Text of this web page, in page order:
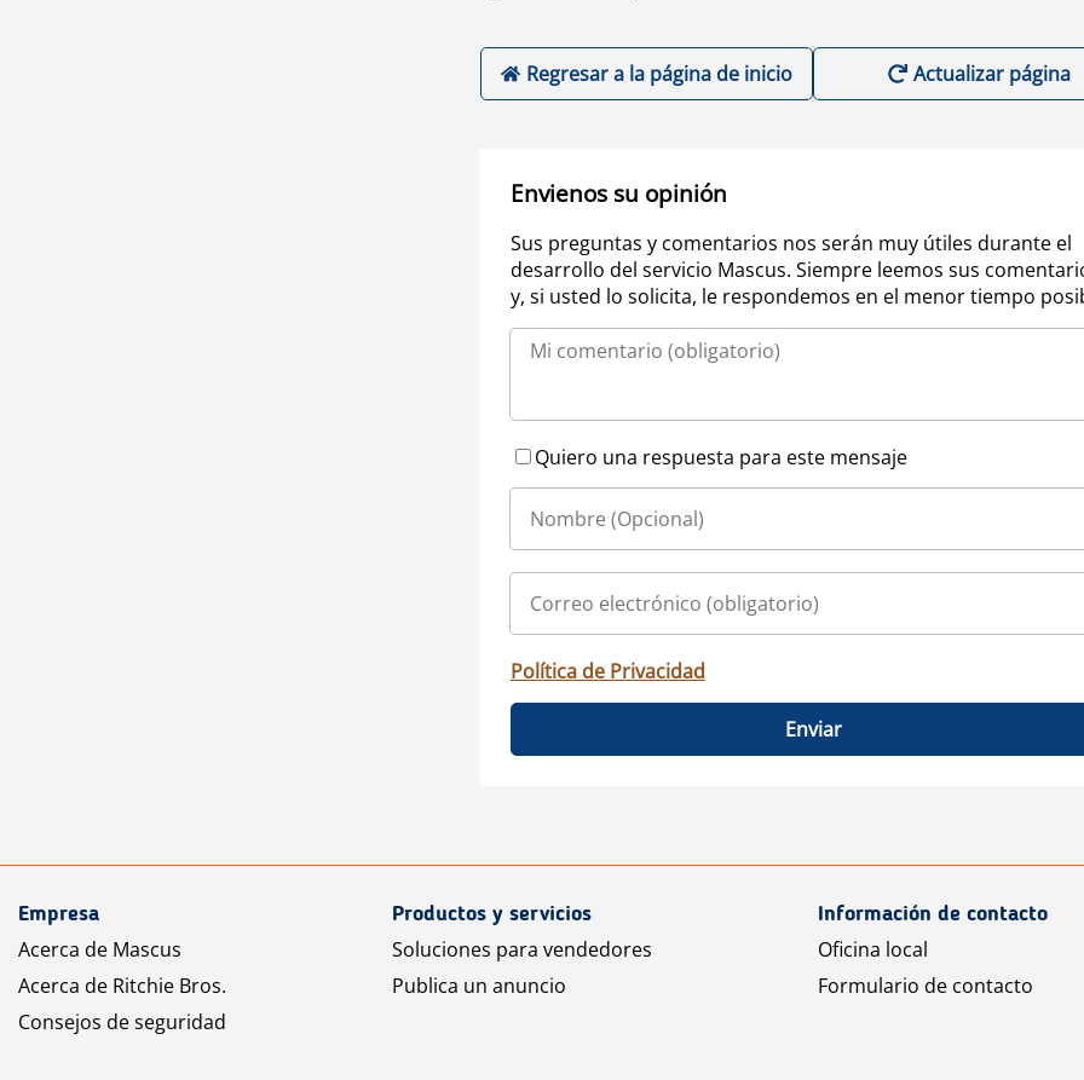
Regresar a la página de inicio Actualizar página
Envienos su opinión
Sus preguntas y comentarios nos serán muy útiles durante el
desarrollo del servicio Mascus. Siempre leemos sus
y, si usted lo solicita, le respondemos en el menor tiempo
Quiero una respuesta para este mensaje
Política de Privacidad
Enviar
Empresa
Acerca de Mascus
Acerca de Ritchie Bros.
Consejos de seguridad
Productos y servicios
Soluciones para vendedores
Publica un anuncio
Información de contacto
Oficina local
Formulario de contacto